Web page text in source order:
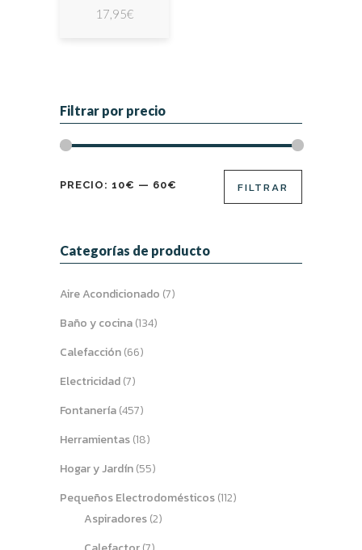
17,95€
Filtrar por precio
Precio
Precio
FILTRAR
PRECIO: 10€ — 60€
Categorías de producto
Aire Acondicionado (7)
Baño y cocina(134)
Calefacción(66)
Electricidad(7)
Fontanería(457)
Herramientas(18)
Hogar y Jardín(55)
Pequeños Electrodomésticos(112)
Aspiradores(2)